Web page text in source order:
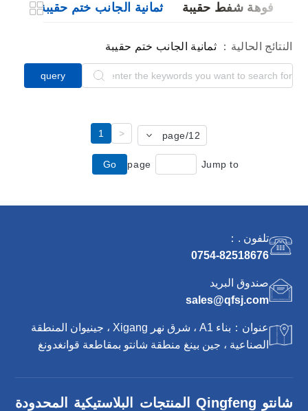
فوهة شفط حقيبة ثمانية الجانب ختم حقيبة
النتائج الحالية： ثمانية الجانب ختم حقيبة
query
12
/page
<
1
Jump to
page
Go
تلفون .：
0754-82518676
صندوق البريد
sales@qfsj.com
عنوان：بناء A1 ، شرق نهر Xigang ، جينيوان المنطقة
الصناعية ، جين بينغ منطقة شانتو بمقاطعة قوانغدونغ
شانتو Qingfeng المنتجات البلاستيكية المحدودة